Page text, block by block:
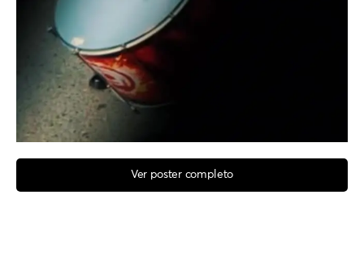
Ver poster completo